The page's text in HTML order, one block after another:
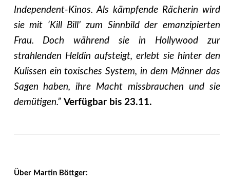
Independent-Kinos. Als kämpfende Rächerin wird
sie mit ‘Kill Bill’ zum Sinnbild der emanzipierten
Frau. Doch während sie in Hollywood zur
strahlenden Heldin aufsteigt, erlebt sie hinter den
Kulissen ein toxisches System, in dem Männer das
Sagen haben, ihre Macht missbrauchen und sie
demütigen.” Verfügbar bis 23.11.
Über Martin Böttger: